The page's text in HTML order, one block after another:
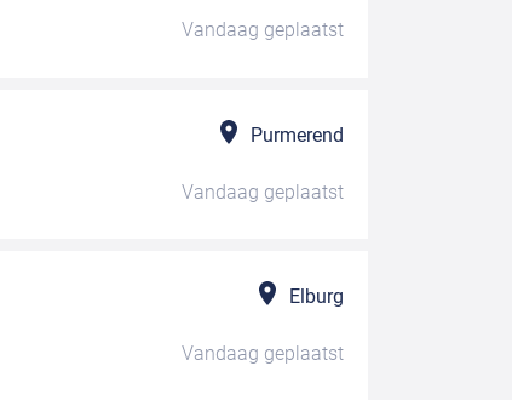
Vandaag geplaatst
Purmerend
Vandaag geplaatst
Elburg
Vandaag geplaatst